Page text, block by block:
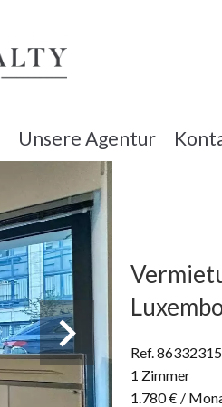
Unsere Agentur
Ref. 86332315
1 Zimmer
1.780 € /